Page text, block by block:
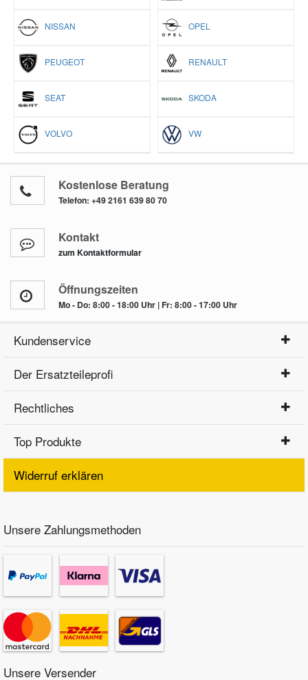
NISSAN OPEL
PEUGEOT RENAULT
SEAT SKODA
VOLVO VW
Kostenlose Beratung
Telefon: +49 2161 639 80 70
Kontakt
zum Kontaktformular
Öffnungszeiten
Mo - Do: 8:00 - 18:00 Uhr | Fr: 8:00 - 17:00 Uhr
Kundenservice
Der Ersatzteileprofi
Rechtliches
Top Produkte
Widerruf erklären
Unsere Zahlungsmethoden
Unsere Versender